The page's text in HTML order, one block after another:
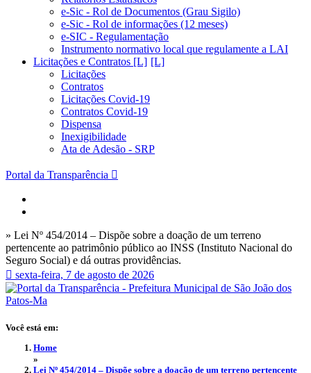
e-Sic - Rol de Documentos (Grau Sigilo)
e-Sic - Rol de informações (12 meses)
e-SIC - Regulamentação
Instrumento normativo local que regulamente a LAI
Licitações e Contratos [L]
Licitações
Contratos
Licitações Covid-19
Contratos Covid-19
Dispensa
Inexigibilidade
Ata de Adesão - SRP
Portal da Transparência
» Lei Nº 454/2014 – Dispõe sobre a doação de um terreno
pertencente ao patrimônio público ao INSS (Instituto Nacional do
Seguro Social) e dá outras providências.
sexta-feira, 7 de agosto de 2026
Você está em:
Home
»
Lei Nº 454/2014 – Dispõe sobre a doação de um terreno pertencente